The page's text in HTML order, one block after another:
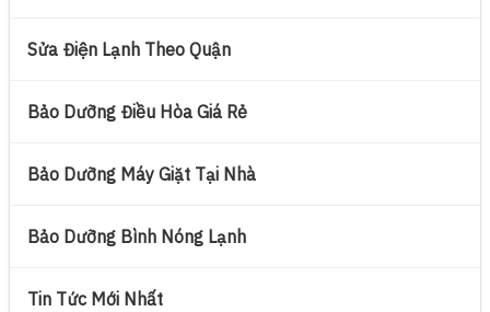
Sửa Điện Lạnh Theo Quận
Bảo Dưỡng Điều Hòa Giá Rẻ
Bảo Dưỡng Máy Giặt Tại Nhà
Bảo Dưỡng Bình Nóng Lạnh
Tin Tức Mới Nhất